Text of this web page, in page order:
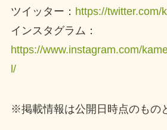
ツイッター： https://twitter.com/
インスタグラム：
https://www.instagram.com/
l/
※掲載情報は公開日時点のもの